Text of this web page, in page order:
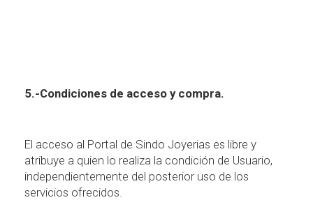
5.-Condiciones de acceso y compra.
El acceso al Portal de Sindo Joyerias es libre y
atribuye a quien lo realiza la condición de Usuario,
independientemente del posterior uso de los
servicios ofrecidos.